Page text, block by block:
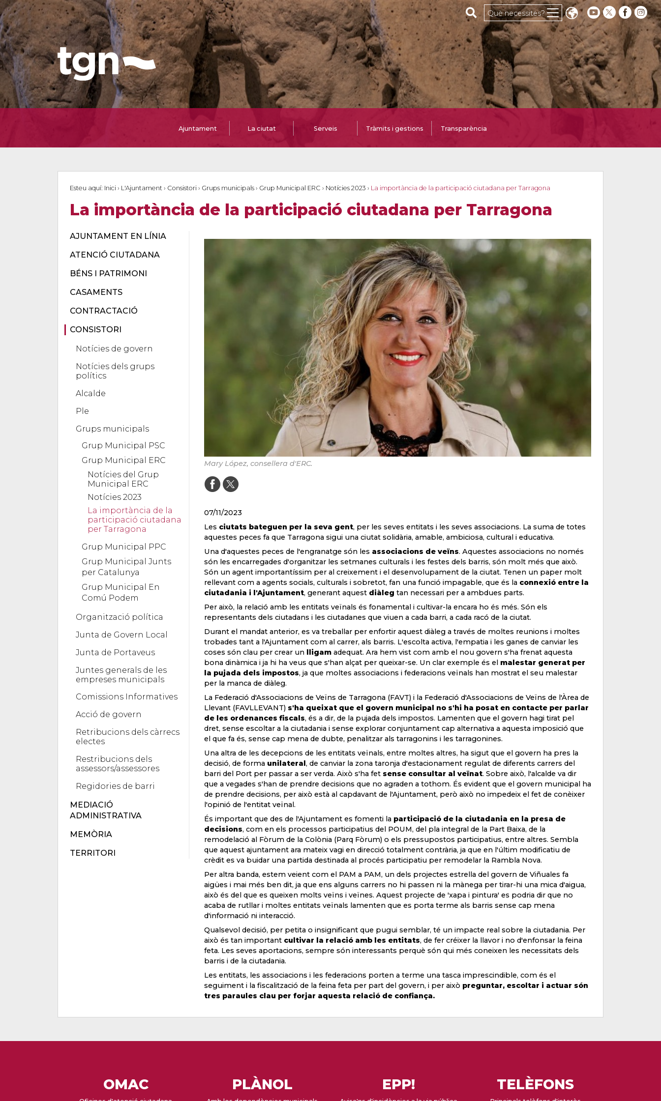
Cerca al web
Què necessites?
Ajuntament La ciutat Serveis Tràmits i gestions Transparència
Esteu aquí: Inici › L'Ajuntament › Consistori › Grups municipals › Grup Municipal ERC › Notícies 2023 › La importància de la participació ciutadana per Tarragona
La importància de la participació ciutadana per Tarragona
AJUNTAMENT EN LÍNIA
ATENCIÓ CIUTADANA
BÉNS I PATRIMONI
CASAMENTS
CONTRACTACIÓ
CONSISTORI
Notícies de govern
Notícies dels grups
polítics
Alcalde
Ple
Grups municipals
Grup Municipal PSC
Grup Municipal ERC
Notícies del Grup
Municipal ERC
Notícies 2023
La importància de la
participació ciutadana
per Tarragona
Grup Municipal PPC
Grup Municipal Junts
per Catalunya
Grup Municipal En
Comú Podem
Organització política
Junta de Govern Local
Junta de Portaveus
Juntes generals de les
empreses municipals
Comissions Informatives
Acció de govern
Retribucions dels càrrecs
electes
Restribucions dels
assessors/assessores
Regidories de barri
MEDIACIÓ
ADMINISTRATIVA
MEMÒRIA
TERRITORI
Mary López, consellera d'ERC.
07/11/2023
Les ciutats bateguen per la seva gent, per les seves entitats i les seves associacions. La suma de totes
aquestes peces fa que Tarragona sigui una ciutat solidària, amable, ambiciosa, cultural i educativa.
Una d'aquestes peces de l'engranatge són les associacions de veïns. Aquestes associacions no només
són les encarregades d'organitzar les setmanes culturals i les festes dels barris, són molt més que això.
Són un agent importantíssim per al creixement i el desenvolupament de la ciutat. Tenen un paper molt
rellevant com a agents socials, culturals i sobretot, fan una funció impagable, que és la connexió entre la
ciutadania i l'Ajuntament, generant aquest diàleg tan necessari per a ambdues parts.
Per això, la relació amb les entitats veïnals és fonamental i cultivar-la encara ho és més. Són els
representants dels ciutadans i les ciutadanes que viuen a cada barri, a cada racó de la ciutat.
Durant el mandat anterior, es va treballar per enfortir aquest diàleg a través de moltes reunions i moltes
trobades tant a l'Ajuntament com al carrer, als barris. L'escolta activa, l'empatia i les ganes de canviar les
coses són clau per crear un lligamadequat. Ara hem vist com amb el nou govern s'ha frenat aquesta
bona dinàmica i ja hi ha veus que s'han alçat per queixar-se. Un clar exemple és el malestar generat per
la pujada dels impostos, ja que moltes associacions i federacions veïnals han mostrat el seu malestar
per la manca de diàleg.
La Federació d'Associacions de Veïns de Tarragona (FAVT) i la Federació d'Associacions de Veïns de l'Àrea de
Llevant (FAVLLEVANT) s'ha queixat que el govern municipal no s'hi ha posat en contacte per parlar
de les ordenances fiscals, és a dir, de la pujada dels impostos. Lamenten que el govern hagi tirat pel
dret, sense escoltar a la ciutadania i sense explorar conjuntament cap alternativa a aquesta imposició que
el que fa és, sense cap mena de dubte, penalitzar als tarragonins i les tarragonines.
Una altra de les decepcions de les entitats veïnals, entre moltes altres, ha sigut que el govern ha pres la
decisió, de forma unilateral, de canviar la zona taronja d'estacionament regulat de diferents carrers del
barri del Port per passar a ser verda. Això s'ha fet sense consultar al veïnat. Sobre això, l'alcalde va dir
que a vegades s'han de prendre decisions que no agraden a tothom. És evident que el govern municipal ha
de prendre decisions, per això està al capdavant de l'Ajuntament, però això no impedeix el fet de conèixer
l'opinió de l'entitat veïnal.
És important que des de l'Ajuntament es fomenti la participació de la ciutadania en la presa de
decisions, com en els processos participatius del POUM, del pla integral de la Part Baixa, de la
remodelació al Fòrum de la Colònia (Parq Fòrum) o els pressupostos participatius, entre altres. Sembla
que aquest ajuntament ara mateix vagi en direcció totalment contrària, ja que en l'últim modificatiu de
crèdit es va buidar una partida destinada al procés participatiu per remodelar la Rambla Nova.
Per altra banda, estem veient com el PAM a PAM, un dels projectes estrella del govern de Viñuales fa
aigües i mai més ben dit, ja que ens alguns carrers no hi passen ni la mànega per tirar-hi una mica d'aigua,
això és del que es queixen molts veïns i veïnes. Aquest projecte de 'xapa i pintura' es podria dir que no
acaba de rutllar i moltes entitats veïnals lamenten que es porta terme als barris sense cap mena
d'informació ni interacció.
Qualsevol decisió, per petita o insignificant que pugui semblar, té un impacte real sobre la ciutadania. Per
això és tan important cultivar la relació amb les entitats, de fer créixer la llavor i no d'enfonsar la feina
feta. Les seves aportacions, sempre són interessants perquè són qui més coneixen les necessitats dels
barris i de la ciutadania.
Les entitats, les associacions i les federacions porten a terme una tasca imprescindible, com és el
seguiment i la fiscalització de la feina feta per part del govern, i per això preguntar, escoltar i actuar són
tres paraules clau per forjar aquesta relació de confiança.
OMAC PLÀNOL EPP! TELÈFONS